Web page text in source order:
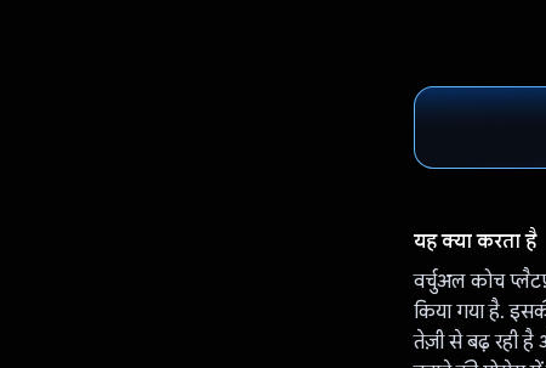
यह क्या करता है
वर्चुअल कोच
किया गया है.
तेज़ी से बढ़ रही है